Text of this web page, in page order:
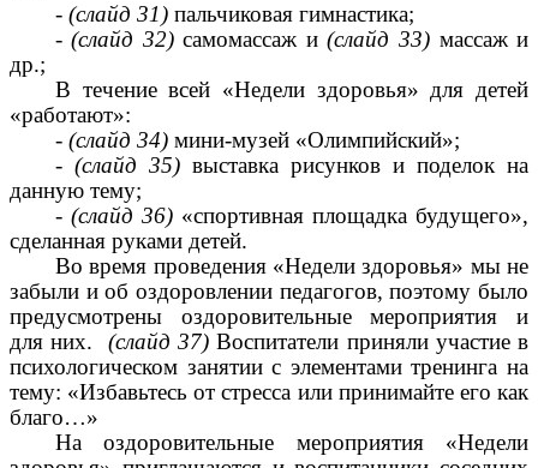
- (слайд 31)пальчиковая гимнастика;
-(слайд 32)самомассаж и(слайд 33) массаж и
др.;
В течение всей «Недели здоровья» для детей
«работают»:
- (слайд 34)мини-музей «Олимпийский»;
- (слайд 35)выставка рисунков и поделок на
данную тему;
- (слайд 36)«спортивная площадка будущего»,
сделанная руками детей.
Во время проведения «Недели здоровья» мы не
забыли и об оздоровлении педагогов, поэтому было
предусмотрены оздоровительные мероприятия и
для них. (слайд 37) Воспитатели приняли участие в
психологическом занятии с элементами тренинга на
тему: «Избавьтесь от стресса или принимайте его как
благо…»
На оздоровительные мероприятия «Недели